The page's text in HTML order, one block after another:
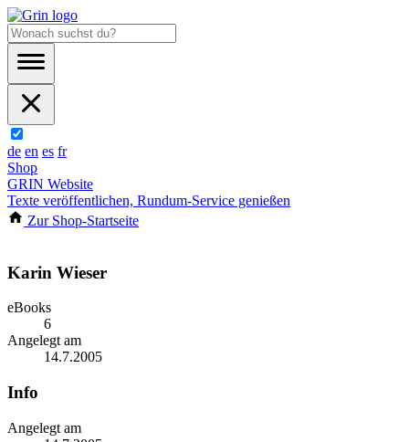
de en es fr
Shop
GRIN Website
Texte veröffentlichen, Rundum-Service genießen
Zur Shop-Startseite
Karin Wieser
eBooks
6
Angelegt am
14.7.2005
Info
Angelegt am